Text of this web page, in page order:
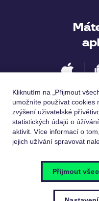
Kliknutím na „Přijmout
umožníte používat cookies
zvýšení uživatelské
statistických údajů o
aktivit. Více informací o
jejich užívání spravovat
Přijmout